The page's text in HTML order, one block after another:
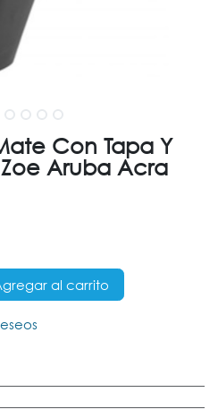
Con Tapa Y
Aruba Acra
al carrito